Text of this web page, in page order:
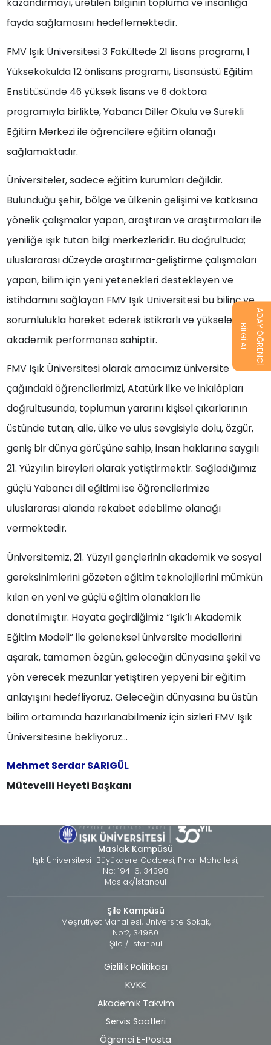
kazandırmayı, üretilen bilginin topluma ve insanlığa
fayda sağlamasını hedeflemektedir.
FMV Işık Üniversitesi 3 Fakültede 21 lisans programı, 1
Yüksekokulda 12 önlisans programı, Lisansüstü Eğitim
Enstitüsünde 46 yüksek lisans ve 6 doktora
programıyla birlikte, Yabancı Diller Okulu ve Sürekli
Eğitim Merkezi ile öğrencilere eğitim olanağı
sağlamaktadır.
Üniversiteler, sadece eğitim kurumları değildir.
Bulunduğu şehir, bölge ve ülkenin gelişimi ve katkısına
yönelik çalışmalar yapan, araştıran ve araştırmaları ile
yeniliğe ışık tutan bilgi merkezleridir. Bu doğrultuda;
uluslararası düzeyde araştırma-geliştirme çalışmaları
yapan, bilim için yeni yetenekleri destekleyen ve
istihdamını sağlayan FMV Işık Üniversitesi bu bilinç ve
sorumlulukla hareket ederek istikrarlı ve yükselen bir
akademik performansa sahiptir.
FMV Işık Üniversitesi olarak amacımız üniversite
çağındaki öğrencilerimizi, Atatürk ilke ve inkılâpları
doğrultusunda, toplumun yararını kişisel çıkarlarının
üstünde tutan, aile, ülke ve ulus sevgisiyle dolu, özgür,
geniş bir dünya görüşüne sahip, insan haklarına saygılı
21. Yüzyılın bireyleri olarak yetiştirmektir. Sağladığımız
güçlü Yabancı dil eğitimi ise öğrencilerimize
uluslararası alanda rekabet edebilme olanağı
vermektedir.
Üniversitemiz, 21. Yüzyıl gençlerinin akademik ve sosyal
gereksinimlerini gözeten eğitim teknolojilerini mümkün
kılan en yeni ve güçlü eğitim olanakları ile
donatılmıştır. Hayata geçirdiğimiz “Işık’lı Akademik
Eğitim Modeli” ile geleneksel üniversite modellerini
aşarak, tamamen özgün, geleceğin dünyasına şekil ve
yön verecek mezunlar yetiştiren yepyeni bir eğitim
anlayışını hedefliyoruz. Geleceğin dünyasına bu üstün
bilim ortamında hazırlanabilmeniz için sizleri FMV Işık
Üniversitesine bekliyoruz…
Mehmet Serdar SARIGÜL
Mütevelli Heyeti Başkanı
Maslak Kampüsü
Işık Üniversitesi Büyükdere Caddesi, Pınar Mahallesi,
No: 194-6, 34398
Maslak/İstanbul
Şile Kampüsü
Meşrutiyet Mahallesi, Üniversite Sokak,
No:2, 34980
Şile / İstanbul
Alt
bilgi
Gizlilik Politikası
KVKK
Akademik Takvim
Servis Saatleri
Öğrenci E-Posta
BİLGİ AL ADAY ÖĞRENCİ